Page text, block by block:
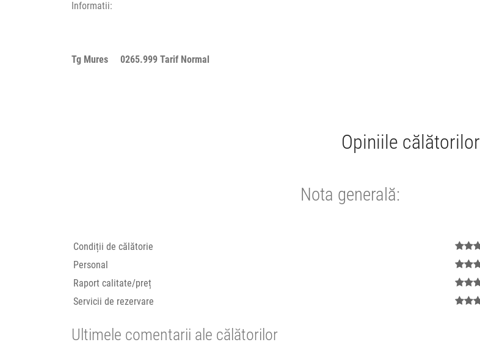
Informatii:
Tg Mures 0265.999 Tarif Normal
Opiniile călătorilor
Nota generală:
Condiții de călătorie
Personal
Raport calitate/preț
Servicii de rezervare
Ultimele comentarii ale călătorilor